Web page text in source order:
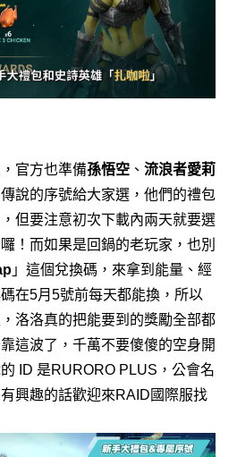
官方也準備孫悟空 、 流浪者愛莉
說的序號給大家選， 他們的禮包
但要注意初次下載內兩天就要選
！ 而如果是回鍋的老玩家， 也別
」這個兌換碼， 來拿到能量、經
在5月 5號前每天都能換， 所以
洛洛真的把能要到的獎勵全部都
這波了， 千萬不要傻傻的空身開
ID 是RURORO PLUS ，公會名
興趣的話歡迎來RAID 國際服找